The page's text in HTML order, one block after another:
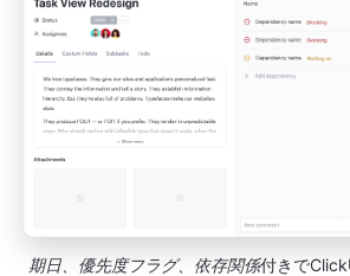
期日、優先度フラグ、依存関係付きで